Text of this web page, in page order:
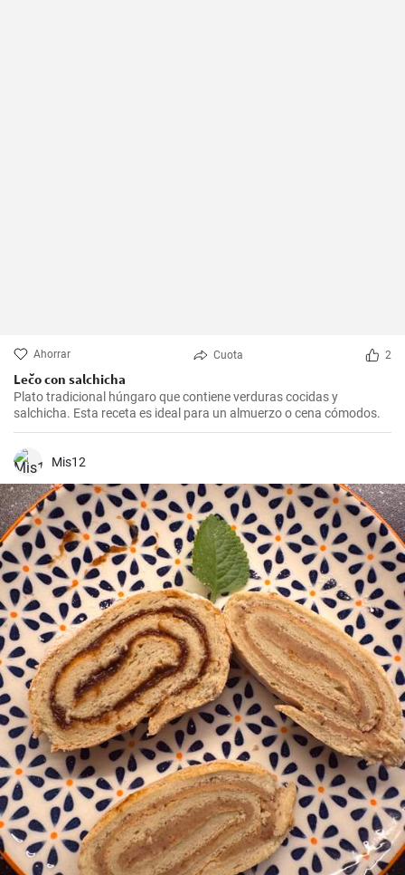
Ahorrar Cuota 2
Lečo con salchicha
Plato tradicional húngaro que contiene verduras cocidas y
salchicha. Esta receta es ideal para un almuerzo o cena cómodos.
Mis12